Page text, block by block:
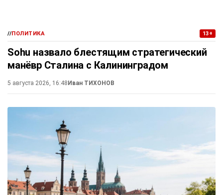
//ПОЛИТИКА 13+
Sohu назвало блестящим стратегический
манёвр Сталина с Калининградом
5 августа 2026, 16:48 Иван ТИХОНОВ